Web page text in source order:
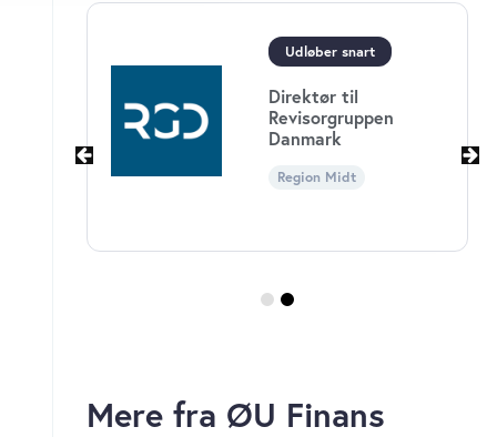
hvis du fortsætter med at
Udløber snart
Direktør til
Revisorgruppen
Danmark
Region Midt
Mere fra ØU Finans